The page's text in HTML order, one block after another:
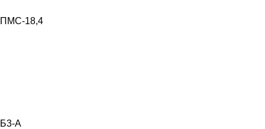
ПМС-18,4
Б3-А